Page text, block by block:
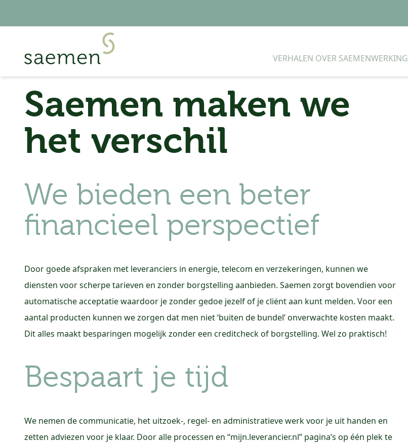
VERHALEN OVER SAEMENWERKING
Saemen maken we
het verschil
We bieden een beter
financieel perspectief
Door goede afspraken met leveranciers in energie, telecom en verzekeringen, kunnen we
diensten voor scherpe tarieven en zonder borgstelling aanbieden. Saemen zorgt bovendien voor
automatische acceptatie waardoor je zonder gedoe jezelf of je cliënt aan kunt melden. Voor een
aantal producten kunnen we zorgen dat men niet ‘buiten de bundel’ onverwachte kosten maakt.
Dit alles maakt besparingen mogelijk zonder een creditcheck of borgstelling. Wel zo praktisch!
Bespaart je tijd
We nemen de communicatie, het uitzoek-, regel- en administratieve werk voor je uit handen en
zetten adviezen voor je klaar. Door alle processen en “mijn.leverancier.nl” pagina’s op één plek te